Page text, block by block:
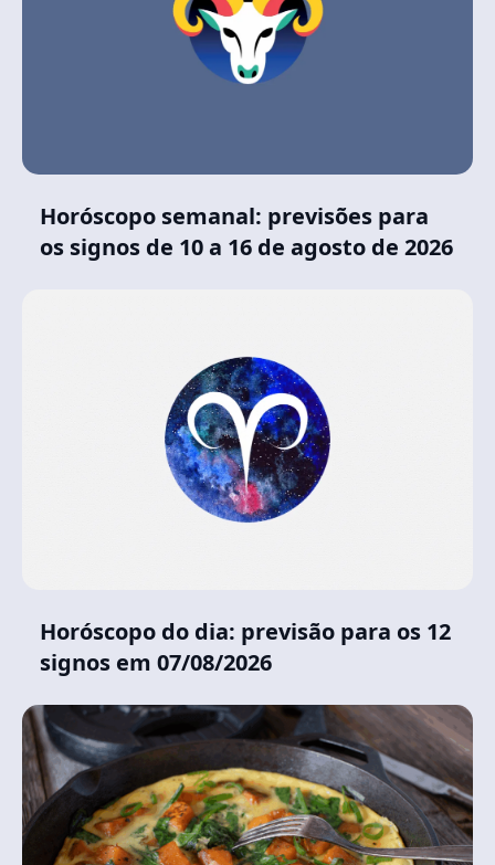
Horóscopo semanal: previsões para
os signos de 10 a 16 de agosto de 2026
Horóscopo do dia: previsão para os 12
signos em 07/08/2026